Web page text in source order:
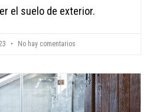
el suelo de exterior.
No hay comentarios